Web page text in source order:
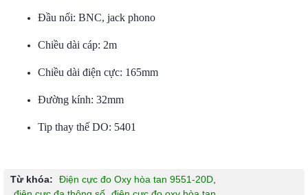
Đầu nối: BNC, jack phono
Chiều dài cáp: 2m
Chiều dài điện cực: 165mm
Đường kính: 32mm
Tip thay thế DO: 5401
Từ khóa: Điện cực đo Oxy hòa tan 9551-20D,